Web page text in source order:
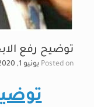
توضيح رفع
Posted on يونيو 1, 2020